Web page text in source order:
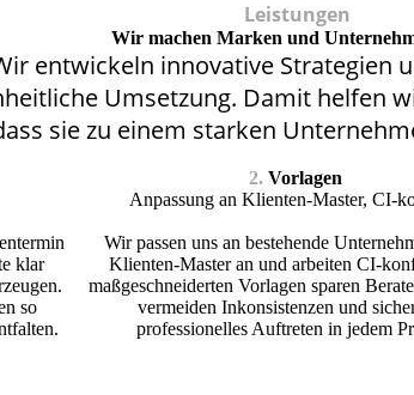
Leistungen
Wir machen Marken und
entwickeln innovative Strategien
Umsetzung. Damit helfen
sie zu einem starken
klar
so
2. Vorlagen
Anpassung an Klienten-Master, CI-
Wir passen uns an bestehende
Klienten-Master an und arbeiten CI-
maßgeschneiderten Vorlagen sparen
vermeiden Inkonsistenzen und
professionelles Auftreten in jedem